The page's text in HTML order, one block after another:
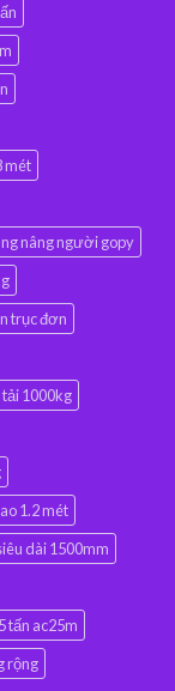
mét
nâng người gopy
trục đơn
tải 1000kg
1.2 mét
dài 1500mm
tấn ac25m
rộng